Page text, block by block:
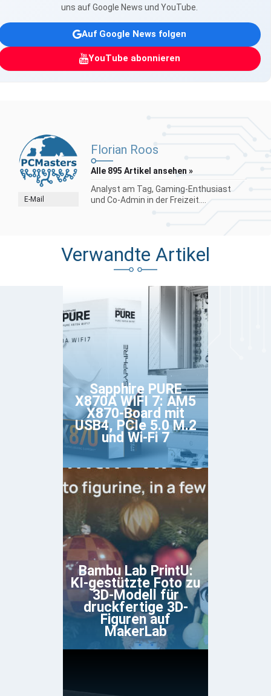
uns auf Google News und YouTube.
Auf Google News folgen
YouTube abonnieren
E-Mail
Florian Roos
Alle 895 Artikel ansehen »
Analyst am Tag, Gaming-Enthusiast
und Co-Admin in der Freizeit....
Verwandte Artikel
Sapphire PURE
X870A WIFI 7: AM5
X870-Board mit
USB4, PCIe 5.0 M.2
und Wi-Fi 7
Bambu Lab PrintU:
KI-gestützte Foto zu
3D-Modell für
druckfertige 3D-
Figuren auf
MakerLab